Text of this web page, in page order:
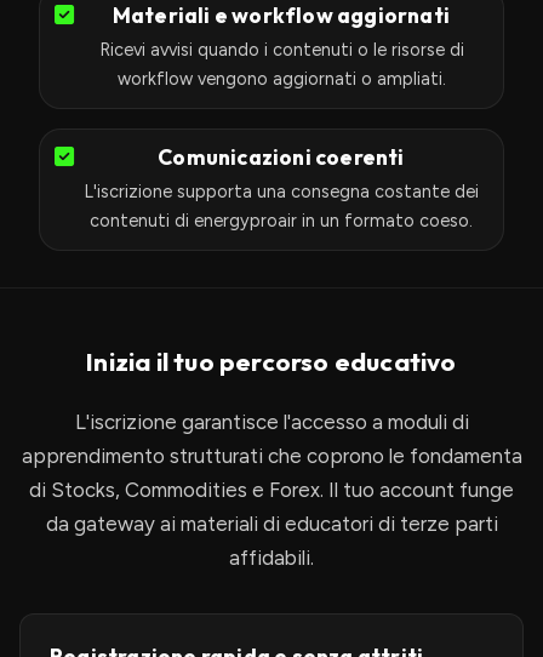
Materiali e workflow aggiornati
Ricevi avvisi quando i contenuti o le risorse di
workflow vengono aggiornati o ampliati.
Comunicazioni coerenti
L'iscrizione supporta una consegna costante dei
contenuti di energyproair in un formato coeso.
Inizia il tuo percorso educativo
L'iscrizione garantisce l'accesso a moduli di
apprendimento strutturati che coprono le fondamenta
di Stocks, Commodities e Forex. Il tuo account funge
da gateway ai materiali di educatori di terze parti
affidabili.